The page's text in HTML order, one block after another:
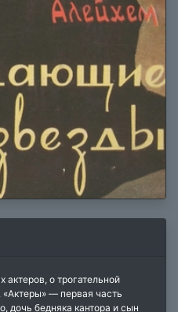
о трогательной
— первая часть
дочь бедняка кантора и сын